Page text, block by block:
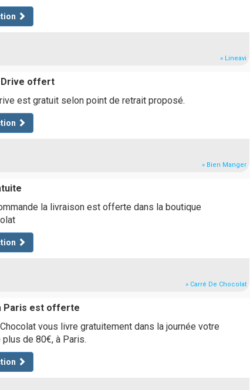
» Lineavi
offert
est gratuit selon point de retrait proposé.
» Bien Manger
la livraison est offerte dans la boutique
» Carré De Chocolat
Paris est offerte
vous livre gratuitement dans la journée votre
de 80€, à Paris.